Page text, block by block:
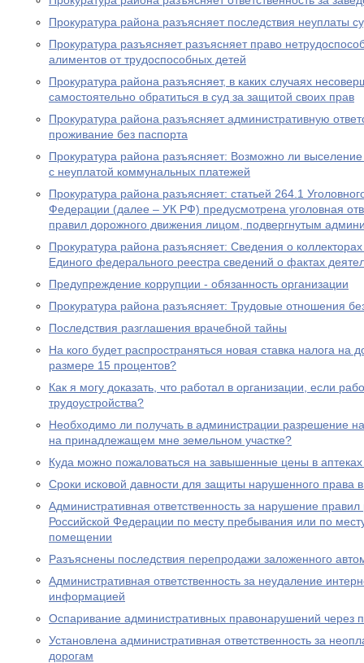
Прокуратура района разъясняет последствия неуплаты
Прокуратура разъясняет разъясняет право
алиментов от трудоспособных детей
Прокуратура района разъясняет, в каких случаях
самостоятельно обратиться в суд за защитой своих прав
Прокуратура района разъясняет административную
проживание без паспорта
Прокуратура района разъясняет: Возможно ли
с неуплатой коммунальных платежей
Прокуратура района разъясняет: статьей 264.1
Федерации (далее – УК РФ) предусмотрена уголовная
правил дорожного движения лицом, подвергнутым
Прокуратура района разъясняет: Сведения о
Единого федерального реестра сведений о фактах
Предупреждение коррупции - обязанность организации
Прокуратура района разъясняет: Трудовые отношения
Последствия разглашения врачебной тайны
На кого будет распространяться новая ставка налога на
размере 15 процентов?
Как я могу доказать, что работал в организации, если
трудоустройства?
Необходимо ли получать в администрации разрешение
на принадлежащем мне земельном участке?
Куда можно пожаловаться на завышенные цены в
Сроки исковой давности для защиты нарушенного права
Административная ответственность за нарушение
Российской Федерации по месту пребывания или по
помещении
Разъяснены последствия перепродажи заложенного
Административная ответственность за неудаление
информацией
Оспаривание административных правонарушений через
Установлена административная ответственность за
дорогам